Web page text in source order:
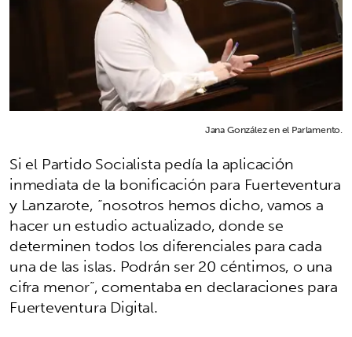
Jana González en el Parlamento.
Si el Partido Socialista pedía la aplicación
inmediata de la bonificación para Fuerteventura
y Lanzarote, “nosotros hemos dicho, vamos a
hacer un estudio actualizado, donde se
determinen todos los diferenciales para cada
una de las islas. Podrán ser 20 céntimos, o una
cifra menor”, comentaba en declaraciones para
Fuerteventura Digital.